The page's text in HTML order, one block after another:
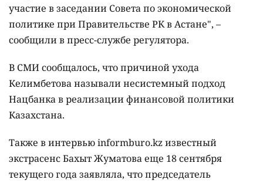
участие в заседании Совета по экономической
политике при Правительстве РК в Астане", –
сообщили в пресс-службе регулятора.
В СМИ сообщалось, что причиной ухода
Келимбетова называли несистемный подход
Нацбанка в реализации финансовой политики
Казахстана.
Также в интервью informburo.kz известный
экстрасенс Бахыт Жуматова еще 18 сентября
текущего года заявляла, что председатель